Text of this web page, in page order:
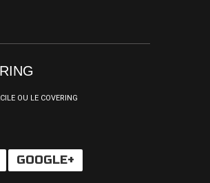
OU LE COVERING
GOOGLE+